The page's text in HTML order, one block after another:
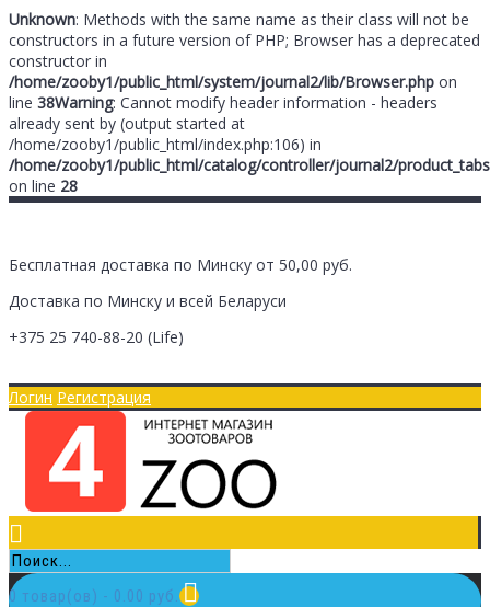
Unknown: Methods with the same name as their class will not be
constructors in a future version of PHP; Browser has a deprecated
constructor in
/home/zooby1/public_html/system/journal2/lib/Browser.php on
line 38Warning: Cannot modify header information - headers
already sent by (output started at
/home/zooby1/public_html/index.php:106) in
/home/zooby1/public_html/catalog/controller/journal2/
on line 28
Бесплатная доставка по Минску от 50,00 руб.
Доставка по Минску и всей Беларуси
+375 25 740-88-20 (Life)
Логин Регистрация
0 товар(ов) - 0.00 руб.